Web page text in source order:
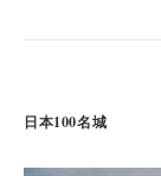
日本100名城